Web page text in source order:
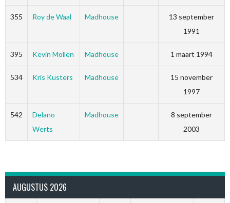
355 Roy de Waal Madhouse
13 september
1991
395 Kevin Mollen Madhouse 1 maart 1994
534 Kris Kusters Madhouse
15 november
1997
542
Delano
Werts
Madhouse
8 september
2003
AUGUSTUS 2026